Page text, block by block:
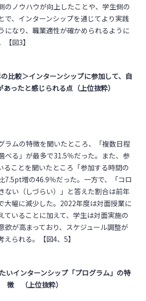
のノウハウが向上したことや、学生側の
で、インターンシップを通じてより実践
になり、職業適性が確かめられるように
図3】
比較＞インターンシップに参加して、自
ったと感じられる点（上位抜粋）
ラムの特徴を聞いたところ、「複数日程
べる」が最多で31.5％だった。また、参
ることを聞いたところ「参加する時間の
7.5pt増の46.9％だった。一方で、「コロ
ない（しづらい）」と答えた割合は前年
大幅に減少した。2022年度は対面授業に
ていることに加えて、学生は対面実施の
欲が高まっており、スケジュール調整が
られる。【図4、5】
いインターンシップ「プログラム」の特
徴 （上位抜粋）